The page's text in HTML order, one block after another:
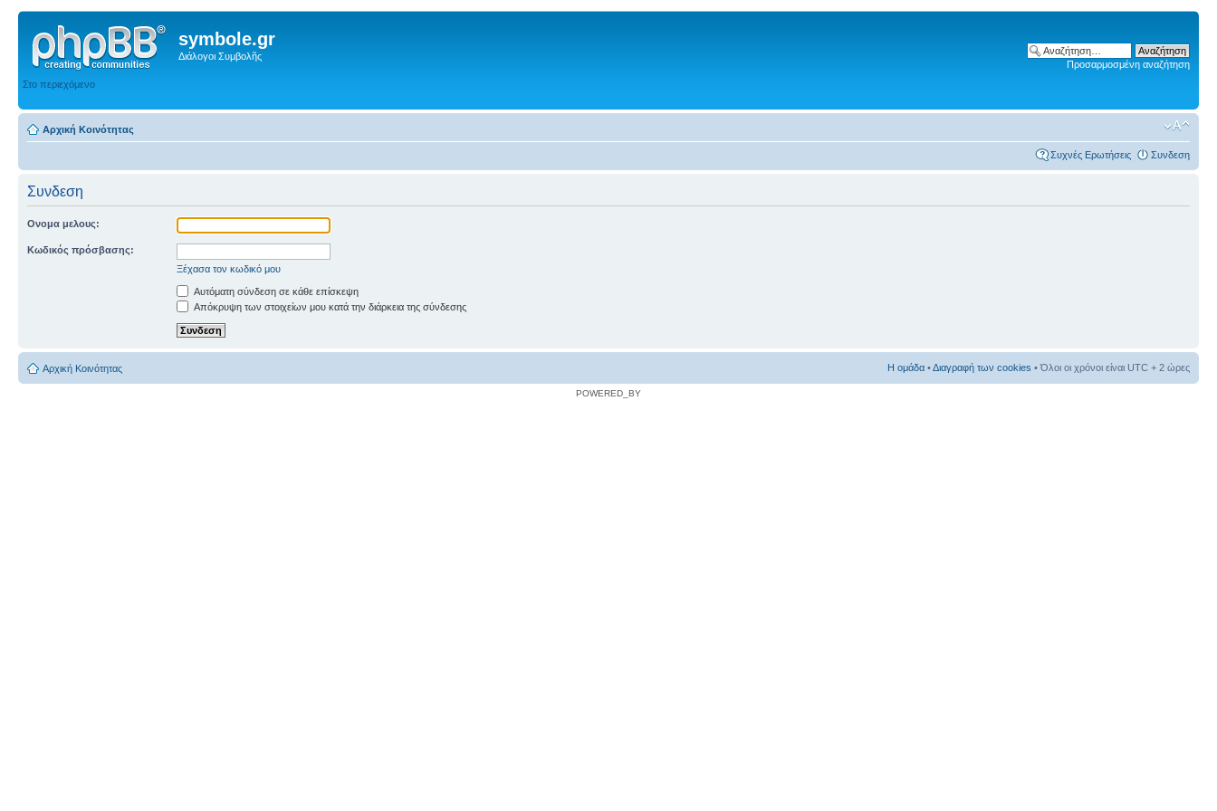
symbole.gr
Διάλογοι Συμβολῆς
Στο περιεχόμενο
Προσαρμοσμένη αναζήτηση
Αρχική Κοινότητας
Συχνές Ερωτήσεις Συνδεση
Συνδεση
Ονομα μελους:
Κωδικός πρόσβασης:
Ξέχασα τον κωδικό μου
Αυτόματη σύνδεση σε κάθε επίσκεψη
Απόκρυψη των στοιχείων μου κατά την διάρκεια της σύνδεσης
Αρχική Κοινότητας Η ομάδα •Διαγραφή των cookies • Όλοι οι χρόνοι είναι UTC + 2 ώρες
POWERED_BY